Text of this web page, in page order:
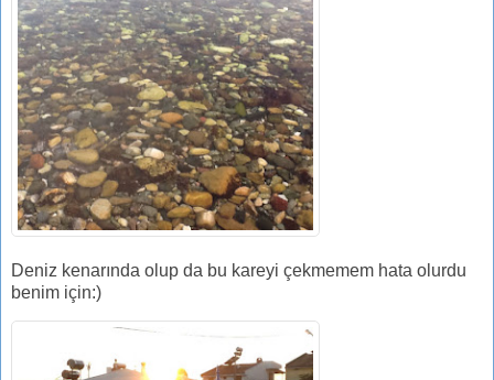
Deniz kenarında olup da bu kareyi çekmemem hata olurdu
benim için:)